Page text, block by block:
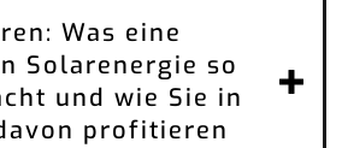
Was eine
Solarenergie so
und wie Sie in
profitieren